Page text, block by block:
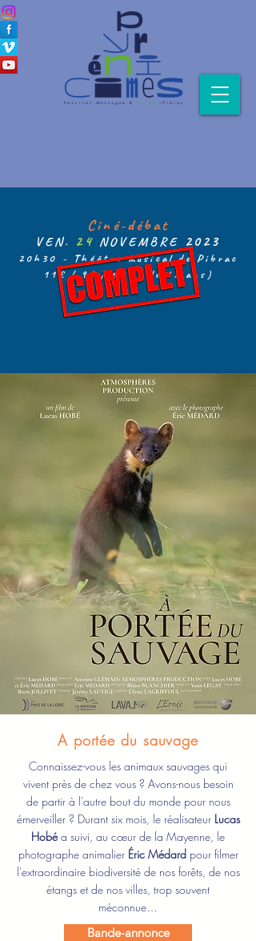
Ciné-débat
VEN. 24 NOVEMBRE 2023
20h30 - Théâtre musical dePibrac
11€ / 9€ / 6€ (- de 1 2 ans)
A portée du sauvage
Connaissez-vous les animaux sauvages qui
vivent près de chez vous ? Avons-nous besoin
de partir à l'autre bout du monde pour nous
émerveiller ? Durant six mois, le réalisateurLucas
Hobéa suivi, au cœur de la Mayenne, le
photographe animalier Éric Médardpour filmer
l'extraordinaire biodiversité de nos forêts, de nos
étangs et de nos villes, trop souvent
méconnue…
Bande-annonce